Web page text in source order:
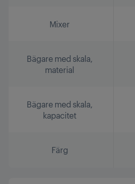
Mixer
Bägare med skala,
material
Bägare med skala,
kapacitet
Färg